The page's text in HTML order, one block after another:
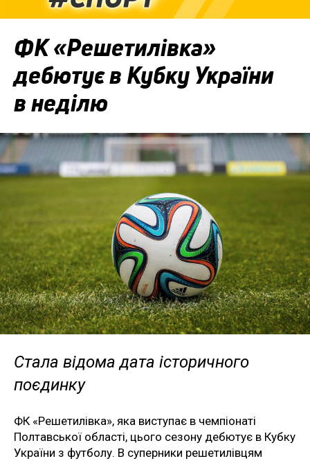
ФК «Решетилівка»
дебютує в Кубку України
в неділю
Стала відома дата історичного
поєдинку
ФК «Решетилівка», яка виступає в чемпіонаті
Полтавської області, цього сезону дебютує в Кубку
України з футболу. В суперники решетилівцям